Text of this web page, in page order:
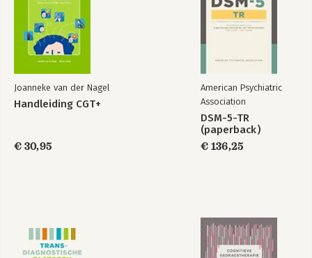
Joanneke van der Nagel
Handleiding CGT+
€ 30,95
American Psychiatric
Association
DSM-5-TR
(paperback)
€ 136,25